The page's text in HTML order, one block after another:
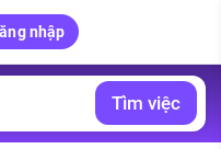
nhập
Tìm việc